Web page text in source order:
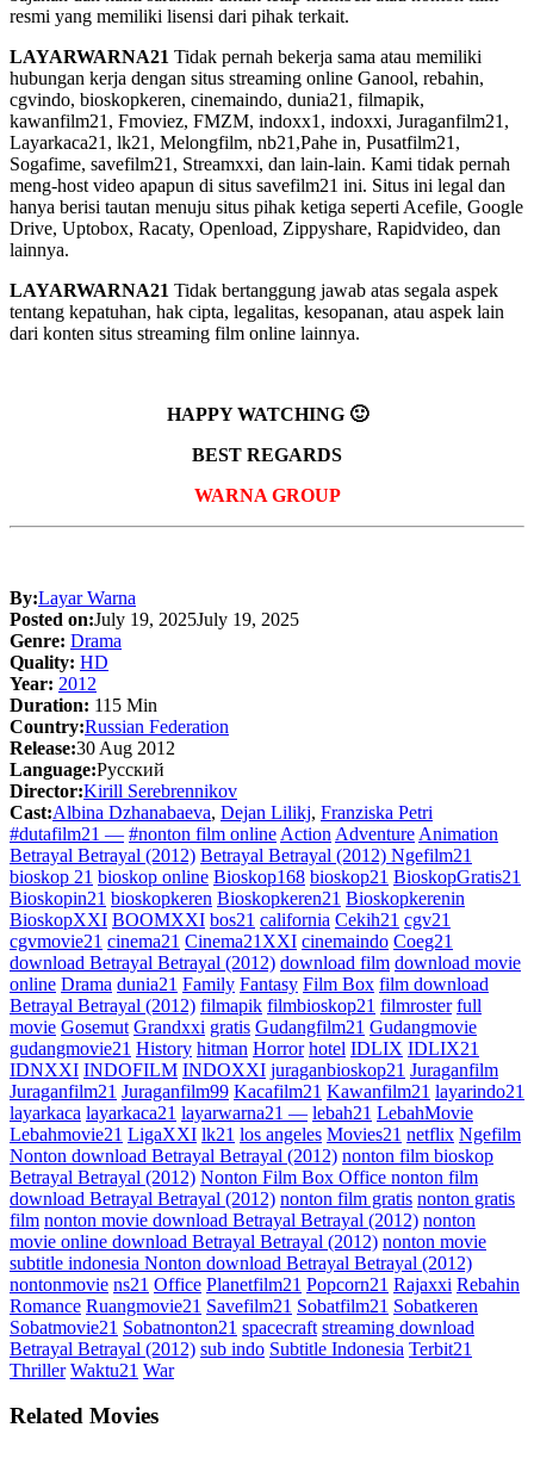
resmi yang memiliki lisensi dari pihak terkait.
LAYARWARNA21 Tidak pernah bekerja sama atau memiliki
hubungan kerja dengan situs streaming online Ganool, rebahin,
cgvindo, bioskopkeren, cinemaindo, dunia21, filmapik,
kawanfilm21, Fmoviez, FMZM, indoxx1, indoxxi, Juraganfilm21,
Layarkaca21, lk21, Melongfilm, nb21,Pahe in, Pusatfilm21,
Sogafime, savefilm21, Streamxxi, dan lain-lain. Kami tidak pernah
meng-host video apapun di situs savefilm21 ini. Situs ini legal dan
hanya berisi tautan menuju situs pihak ketiga seperti Acefile, Google
Drive, Uptobox, Racaty, Openload, Zippyshare, Rapidvideo, dan
lainnya.
LAYARWARNA21 Tidak bertanggung jawab atas segala aspek
tentang kepatuhan, hak cipta, legalitas, kesopanan, atau aspek lain
dari konten situs streaming film online lainnya.
HAPPY WATCHING 🙂
BEST REGARDS
WARNA GROUP
By:Layar Warna
Posted on:July 19, 2025July 19, 2025
Genre: Drama
Quality: HD
Year: 2012
Duration: 115 Min
Country:Russian Federation
Release:30 Aug 2012
Language:Pусский
Director:Kirill Serebrennikov
Cast:Albina Dzhanabaeva, Dejan Lilikj, Franziska Petri
#dutafilm21 — #nonton film online Action Adventure Animation
Betrayal Betrayal (2012) Betrayal Betrayal (2012) Ngefilm21
bioskop 21 bioskop online Bioskop168 bioskop21 BioskopGratis21
Bioskopin21 bioskopkeren Bioskopkeren21 Bioskopkerenin
BioskopXXI BOOMXXI bos21 california Cekih21 cgv21
cgvmovie21 cinema21 Cinema21XXI cinemaindo Coeg21
download Betrayal Betrayal (2012) download film download movie
online Drama dunia21 Family Fantasy Film Box film download
Betrayal Betrayal (2012) filmapik filmbioskop21 filmroster full
movie Gosemut Grandxxi gratis Gudangfilm21 Gudangmovie
gudangmovie21 History hitman Horror hotel IDLIX IDLIX21
IDNXXI INDOFILM INDOXXI juraganbioskop21 Juraganfilm
Juraganfilm21 Juraganfilm99 Kacafilm21 Kawanfilm21 layarindo21
layarkaca layarkaca21 layarwarna21 — lebah21 LebahMovie
Lebahmovie21 LigaXXI lk21 los angeles Movies21 netflix Ngefilm
Nonton download Betrayal Betrayal (2012) nonton film bioskop
Betrayal Betrayal (2012) Nonton Film Box Office nonton film
download Betrayal Betrayal (2012) nonton film gratis nonton gratis
film nonton movie download Betrayal Betrayal (2012) nonton
movie online download Betrayal Betrayal (2012) nonton movie
subtitle indonesia Nonton download Betrayal Betrayal (2012)
nontonmovie ns21 Office Planetfilm21 Popcorn21 Rajaxxi Rebahin
Romance Ruangmovie21 Savefilm21 Sobatfilm21 Sobatkeren
Sobatmovie21 Sobatnonton21 spacecraft streaming download
Betrayal Betrayal (2012) sub indo Subtitle Indonesia Terbit21
Thriller Waktu21 War
Related Movies